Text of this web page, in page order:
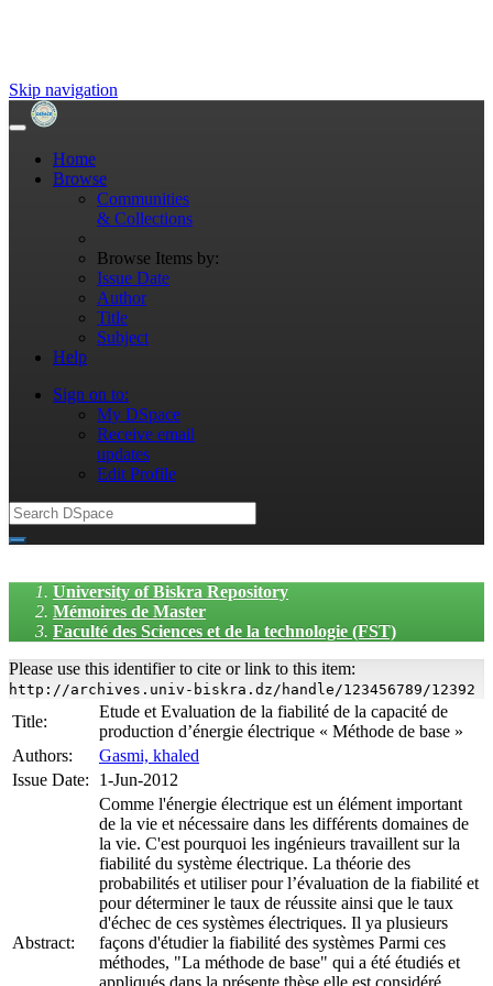
Skip navigation
Home
Browse
Communities
& Collections
Browse Items by:
Issue Date
Author
Title
Subject
Help
Sign on to:
My DSpace
Receive email
updates
Edit Profile
University of Biskra Repository
Mémoires de Master
Faculté des Sciences et de la technologie (FST)
Please use this identifier to cite or link to this item:
http://archives.univ-biskra.dz/handle/123456789/12392
Title:
Etude et Evaluation de la fiabilité de la capacité de
production d’énergie électrique « Méthode de base »
Authors:
Gasmi, khaled
Issue Date:
1-Jun-2012
Abstract:
Comme l'énergie électrique est un élément important
de la vie et nécessaire dans les différents domaines de
la vie. C'est pourquoi les ingénieurs travaillent sur la
fiabilité du système électrique. La théorie des
probabilités et utiliser pour l’évaluation de la fiabilité et
pour déterminer le taux de réussite ainsi que le taux
d'échec de ces systèmes électriques. Il ya plusieurs
façons d'étudier la fiabilité des systèmes Parmi ces
méthodes, "La méthode de base" qui a été étudiés et
appliqués dans la présente thèse elle est considéré